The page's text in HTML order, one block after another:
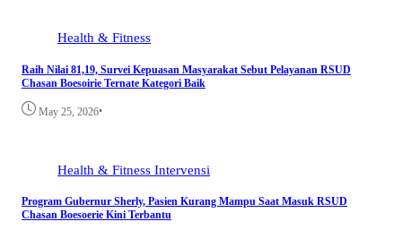
Health & Fitness
Raih Nilai 81,19, Survei Kepuasan Masyarakat Sebut Pelayanan RSUD
Chasan Boesoirie Ternate Kategori Baik
May 25, 2026•
Health & Fitness Intervensi
Program Gubernur Sherly, Pasien Kurang Mampu Saat Masuk RSUD
Chasan Boesoerie Kini Terbantu